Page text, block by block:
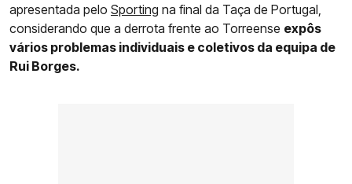
apresentada pelo Sporting na final da Taça de Portugal,
considerando que a derrota frente ao Torreense expôs
vários problemas individuais e coletivos da equipa de
Rui Borges.